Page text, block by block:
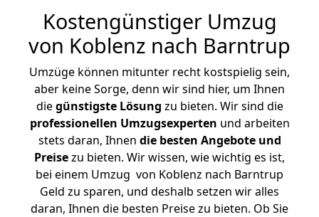
Kostengünstiger Umzug
von Koblenz nach Barntrup
Umzüge können mitunter recht kostspielig sein,
aber keine Sorge, denn wir sind hier, um Ihnen
diegünstigste Lösung zu bieten. Wir sind die
professionellen Umzugsexperten und arbeiten
stets daran, Ihnen die besten Angebote und
Preisezu bieten. Wir wissen, wie wichtig es ist,
bei einem Umzug von Koblenz nach Barntrup
Geld zu sparen, und deshalb setzen wir alles
daran, Ihnen die besten Preise zu bieten. Ob Sie